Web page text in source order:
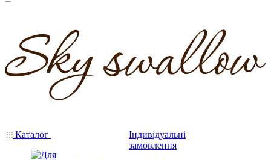
Каталог
Індивідуальні
замовлення